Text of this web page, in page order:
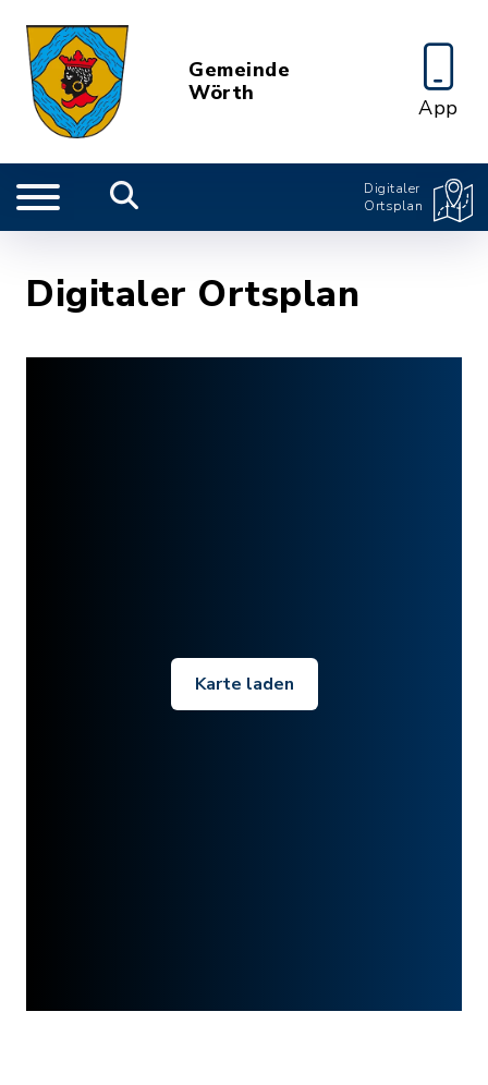
Gemeinde
Wörth
App
Digitaler
Ortsplan
Digitaler Ortsplan
Karte laden